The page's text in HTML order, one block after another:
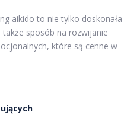
aikido to nie tylko doskonała
sposób na rozwijanie
które są cenne w